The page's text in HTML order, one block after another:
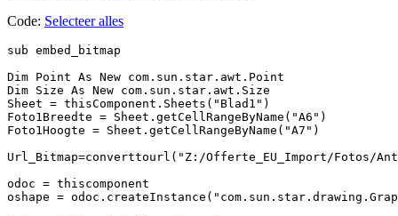
Code: Selecteer alles
sub embed_bitmap
Dim Point As New com.sun.star.awt.Point
Dim Size As New com.sun.star.awt.Size
Sheet = thisComponent.Sheets("Blad1")
Foto1Breedte = Sheet.getCellRangeByName("A6")
Foto1Hoogte = Sheet.getCellRangeByName("A7")
Url_Bitmap=converttourl("Z:/Offerte_EU_Import/Fotos/
odoc = thiscomponent
oshape =